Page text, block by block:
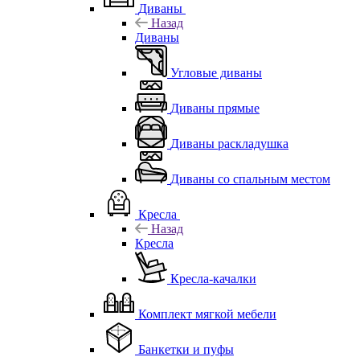
Диваны
Назад
Диваны
Угловые диваны
Диваны прямые
Диваны раскладушка
Диваны со спальным местом
Кресла
Назад
Кресла
Кресла-качалки
Комплект мягкой мебели
Банкетки и пуфы